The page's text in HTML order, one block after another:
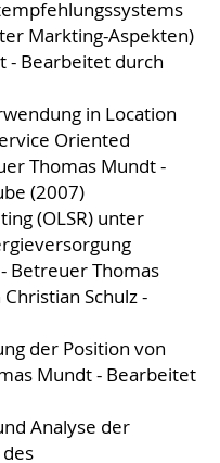
Markting-Aspekten)
- Bearbeitet durch
in Location
Oriented
Thomas Mundt -
(2007)
(OLSR) unter
Betreuer Thomas
Schulz -
der Position von
Mundt - Bearbeitet
Analyse der